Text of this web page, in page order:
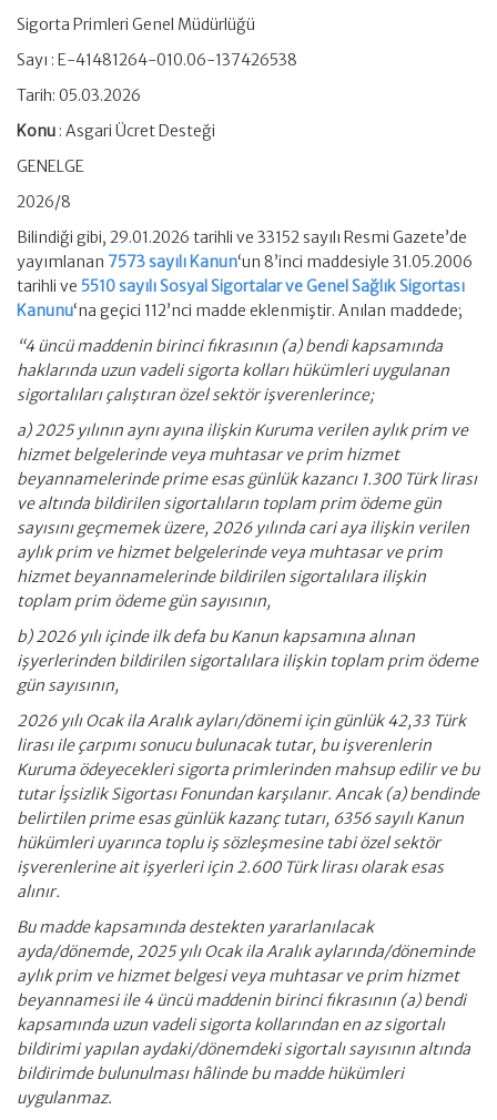
Sigorta Primleri Genel Müdürlüğü
Sayı : E-41481264-010.06-137426538
Tarih: 05.03.2026
Konu : Asgari Ücret Desteği
GENELGE
2026/8
Bilindiği gibi, 29.01.2026 tarihli ve 33152 sayılı Resmi Gazete’de
yayımlanan 7573 sayılı Kanun‘un 8’inci maddesiyle 31.05.2006
tarihli ve 5510 sayılı Sosyal Sigortalar ve Genel Sağlık Sigortası
Kanunu‘na geçici 112’nci madde eklenmiştir. Anılan maddede;
“4 üncü maddenin birinci fıkrasının (a) bendi kapsamında
haklarında uzun vadeli sigorta kolları hükümleri uygulanan
sigortalıları çalıştıran özel sektör işverenlerince;
a) 2025 yılının aynı ayına ilişkin Kuruma verilen aylık prim ve
hizmet belgelerinde veya muhtasar ve prim hizmet
beyannamelerinde prime esas günlük kazancı 1.300 Türk lirası
ve altında bildirilen sigortalıların toplam prim ödeme gün
sayısını geçmemek üzere, 2026 yılında cari aya ilişkin verilen
aylık prim ve hizmet belgelerinde veya muhtasar ve prim
hizmet beyannamelerinde bildirilen sigortalılara ilişkin
toplam prim ödeme gün sayısının,
b) 2026 yılı içinde ilk defa bu Kanun kapsamına alınan
işyerlerinden bildirilen sigortalılara ilişkin toplam prim ödeme
gün sayısının,
2026 yılı Ocak ila Aralık ayları/dönemi için günlük 42,33 Türk
lirası ile çarpımı sonucu bulunacak tutar, bu işverenlerin
Kuruma ödeyecekleri sigorta primlerinden mahsup edilir ve bu
tutar İşsizlik Sigortası Fonundan karşılanır. Ancak (a) bendinde
belirtilen prime esas günlük kazanç tutarı, 6356 sayılı Kanun
hükümleri uyarınca toplu iş sözleşmesine tabi özel sektör
işverenlerine ait işyerleri için 2.600 Türk lirası olarak esas
alınır.
Bu madde kapsamında destekten yararlanılacak
ayda/dönemde, 2025 yılı Ocak ila Aralık aylarında/döneminde
aylık prim ve hizmet belgesi veya muhtasar ve prim hizmet
beyannamesi ile 4 üncü maddenin birinci fıkrasının (a) bendi
kapsamında uzun vadeli sigorta kollarından en az sigortalı
bildirimi yapılan aydaki/dönemdeki sigortalı sayısının altında
bildirimde bulunulması hâlinde bu madde hükümleri
uygulanmaz.